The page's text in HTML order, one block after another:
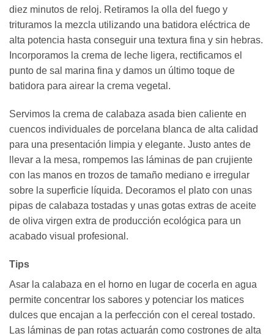
diez minutos de reloj. Retiramos la olla del fuego y
trituramos la mezcla utilizando una batidora eléctrica de
alta potencia hasta conseguir una textura fina y sin hebras.
Incorporamos la crema de leche ligera, rectificamos el
punto de sal marina fina y damos un último toque de
batidora para airear la crema vegetal.
Servimos la crema de calabaza asada bien caliente en
cuencos individuales de porcelana blanca de alta calidad
para una presentación limpia y elegante. Justo antes de
llevar a la mesa, rompemos las láminas de pan crujiente
con las manos en trozos de tamaño mediano e irregular
sobre la superficie líquida. Decoramos el plato con unas
pipas de calabaza tostadas y unas gotas extras de aceite
de oliva virgen extra de producción ecológica para un
acabado visual profesional.
Tips
Asar la calabaza en el horno en lugar de cocerla en agua
permite concentrar los sabores y potenciar los matices
dulces que encajan a la perfección con el cereal tostado.
Las láminas de pan rotas actuarán como costrones de alta